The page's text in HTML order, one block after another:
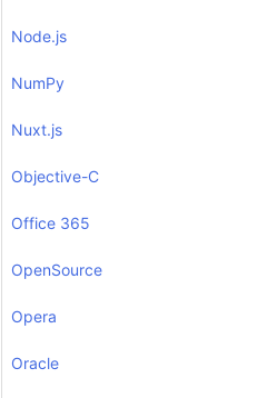
Node.js
NumPy
Nuxt.js
Objective-C
Office 365
OpenSource
Opera
Oracle